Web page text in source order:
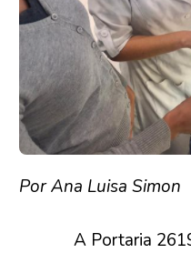
Por Ana Luisa Simon
A Portaria 2619/